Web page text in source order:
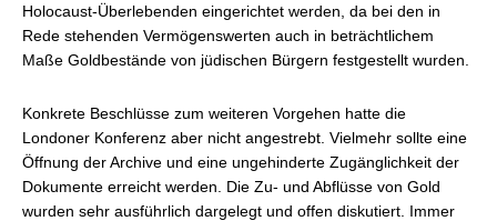
Holocaust-Überlebenden eingerichtet werden, da bei den in
Rede stehenden Vermögenswerten auch in beträchtlichem
Maße Goldbestände von jüdischen Bürgern festgestellt wurden.
Konkrete Beschlüsse zum weiteren Vorgehen hatte die
Londoner Konferenz aber nicht angestrebt. Vielmehr sollte eine
Öffnung der Archive und eine ungehinderte Zugänglichkeit der
Dokumente erreicht werden. Die Zu- und Abflüsse von Gold
wurden sehr ausführlich dargelegt und offen diskutiert. Immer